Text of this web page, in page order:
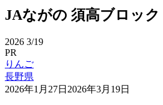
JAながの 須高ブロッ
2026 3/19
PR
りんご
長野県
2026年1月27日 2026年3月19日